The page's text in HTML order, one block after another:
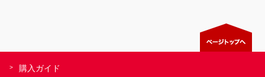
購入ガイド